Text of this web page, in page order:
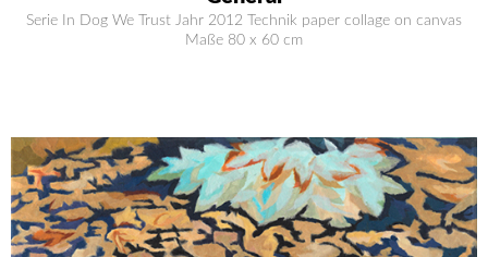
Serie In Dog We Trust Jahr 2012 Technik paper collage on canvas
Maße 80 x 60 cm